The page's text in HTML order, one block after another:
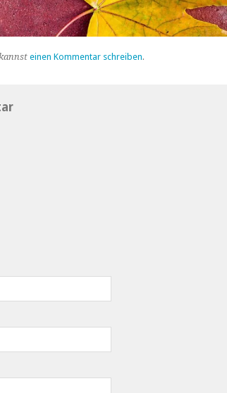
einen Kommentar schreiben.